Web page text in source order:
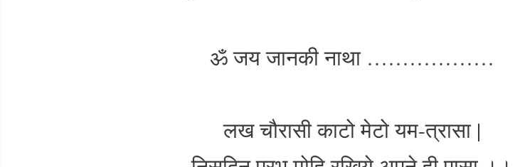
ॐ जय जानकी नाथा ………………
लख चौरासी काटो मेटो यम-त्रासा |